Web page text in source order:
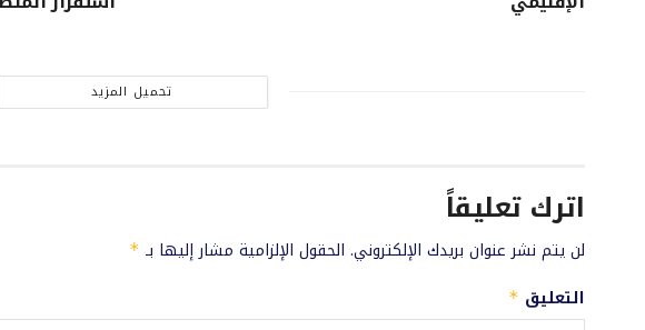
تحميل المزيد
اترك تعليقاً
لن يتم نشر عنوان بريدك الإلكتروني. الحقول الإلزامية مشار إليها بـ *
التعليق *